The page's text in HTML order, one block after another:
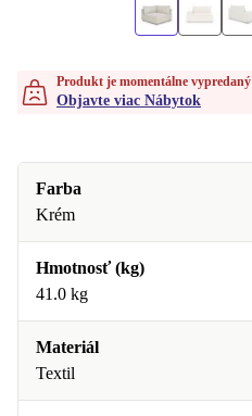
Produkt je momentálne vypredaný
Objavte viac Nábytok
Farba
Krém
Hmotnosť (kg)
41.0 kg
Materiál
Textil